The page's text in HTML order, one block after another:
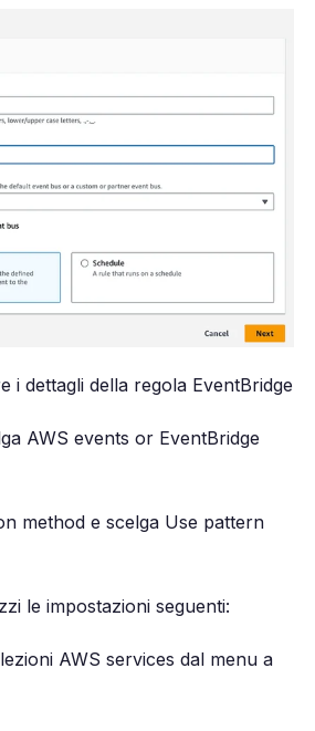
i dettagli della regola EventBridge
AWS events or EventBridge
method e scelga Use pattern
le impostazioni seguenti:
AWS services dal menu a